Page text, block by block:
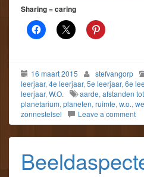
Sharing = caring
16 maart 2015 stefvangorp
leerjaar, 4e leerjaar, 5e leerjaar, 6e
leerjaar, W.O. aarde, afstanden
planetarium, planeten, ruimte, w.o.,
zonnestelsel
Leave a comment